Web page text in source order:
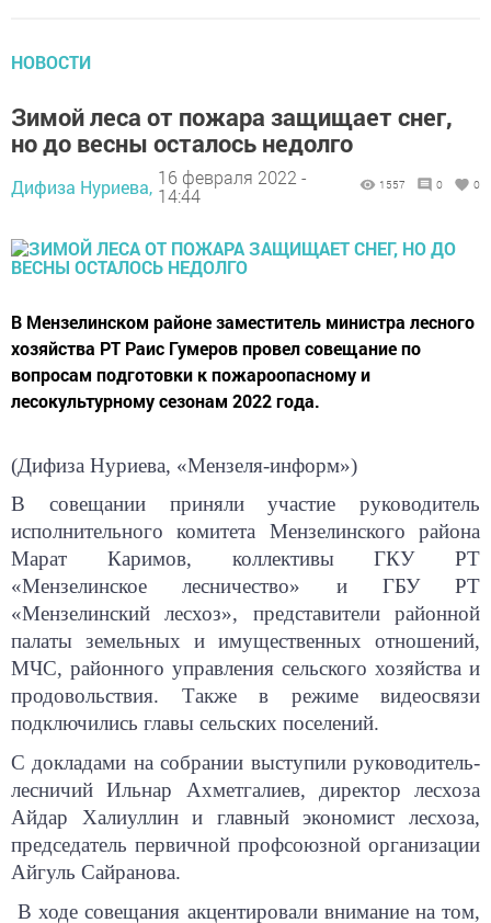
НОВОСТИ
Зимой леса от пожара защищает снег,
но до весны осталось недолго
Дифиза Нуриева, 16 февраля 2022 -
14:44
1557 0 0
В Мензелинском районе заместитель министра лесного
хозяйства РТ Раис Гумеров провел совещание по
вопросам подготовки к пожароопасному и
лесокультурному сезонам 2022 года.
(Дифиза Нуриева, «Мензеля-информ»)
В совещании приняли участие руководитель
исполнительного комитета Мензелинского района
Марат Каримов, коллективы ГКУ РТ
«Мензелинское лесничество» и ГБУ РТ
«Мензелинский лесхоз», представители районной
палаты земельных и имущественных отношений,
МЧС, районного управления сельского хозяйства и
продовольствия. Также в режиме видеосвязи
подключились главы сельских поселений.
С докладами на собрании выступили руководитель-
лесничий Ильнар Ахметгалиев, директор лесхоза
Айдар Халиуллин и главный экономист лесхоза,
председатель первичной профсоюзной организации
Айгуль Сайранова.
В ходе совещания акцентировали внимание на том,